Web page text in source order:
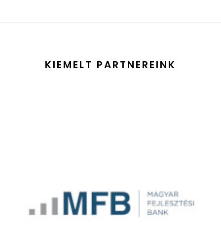
KIEMELT PARTNEREINK